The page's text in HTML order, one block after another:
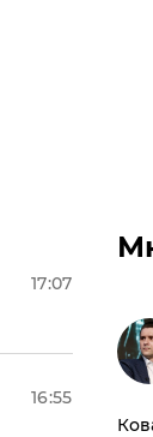
17:07
16:55